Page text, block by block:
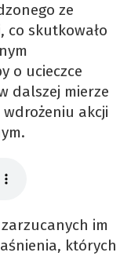
ze
co skutkowało
o ucieczce
dalszej mierze
wdrożeniu akcji
im
których